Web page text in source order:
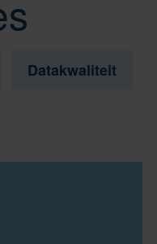
Datakwaliteit